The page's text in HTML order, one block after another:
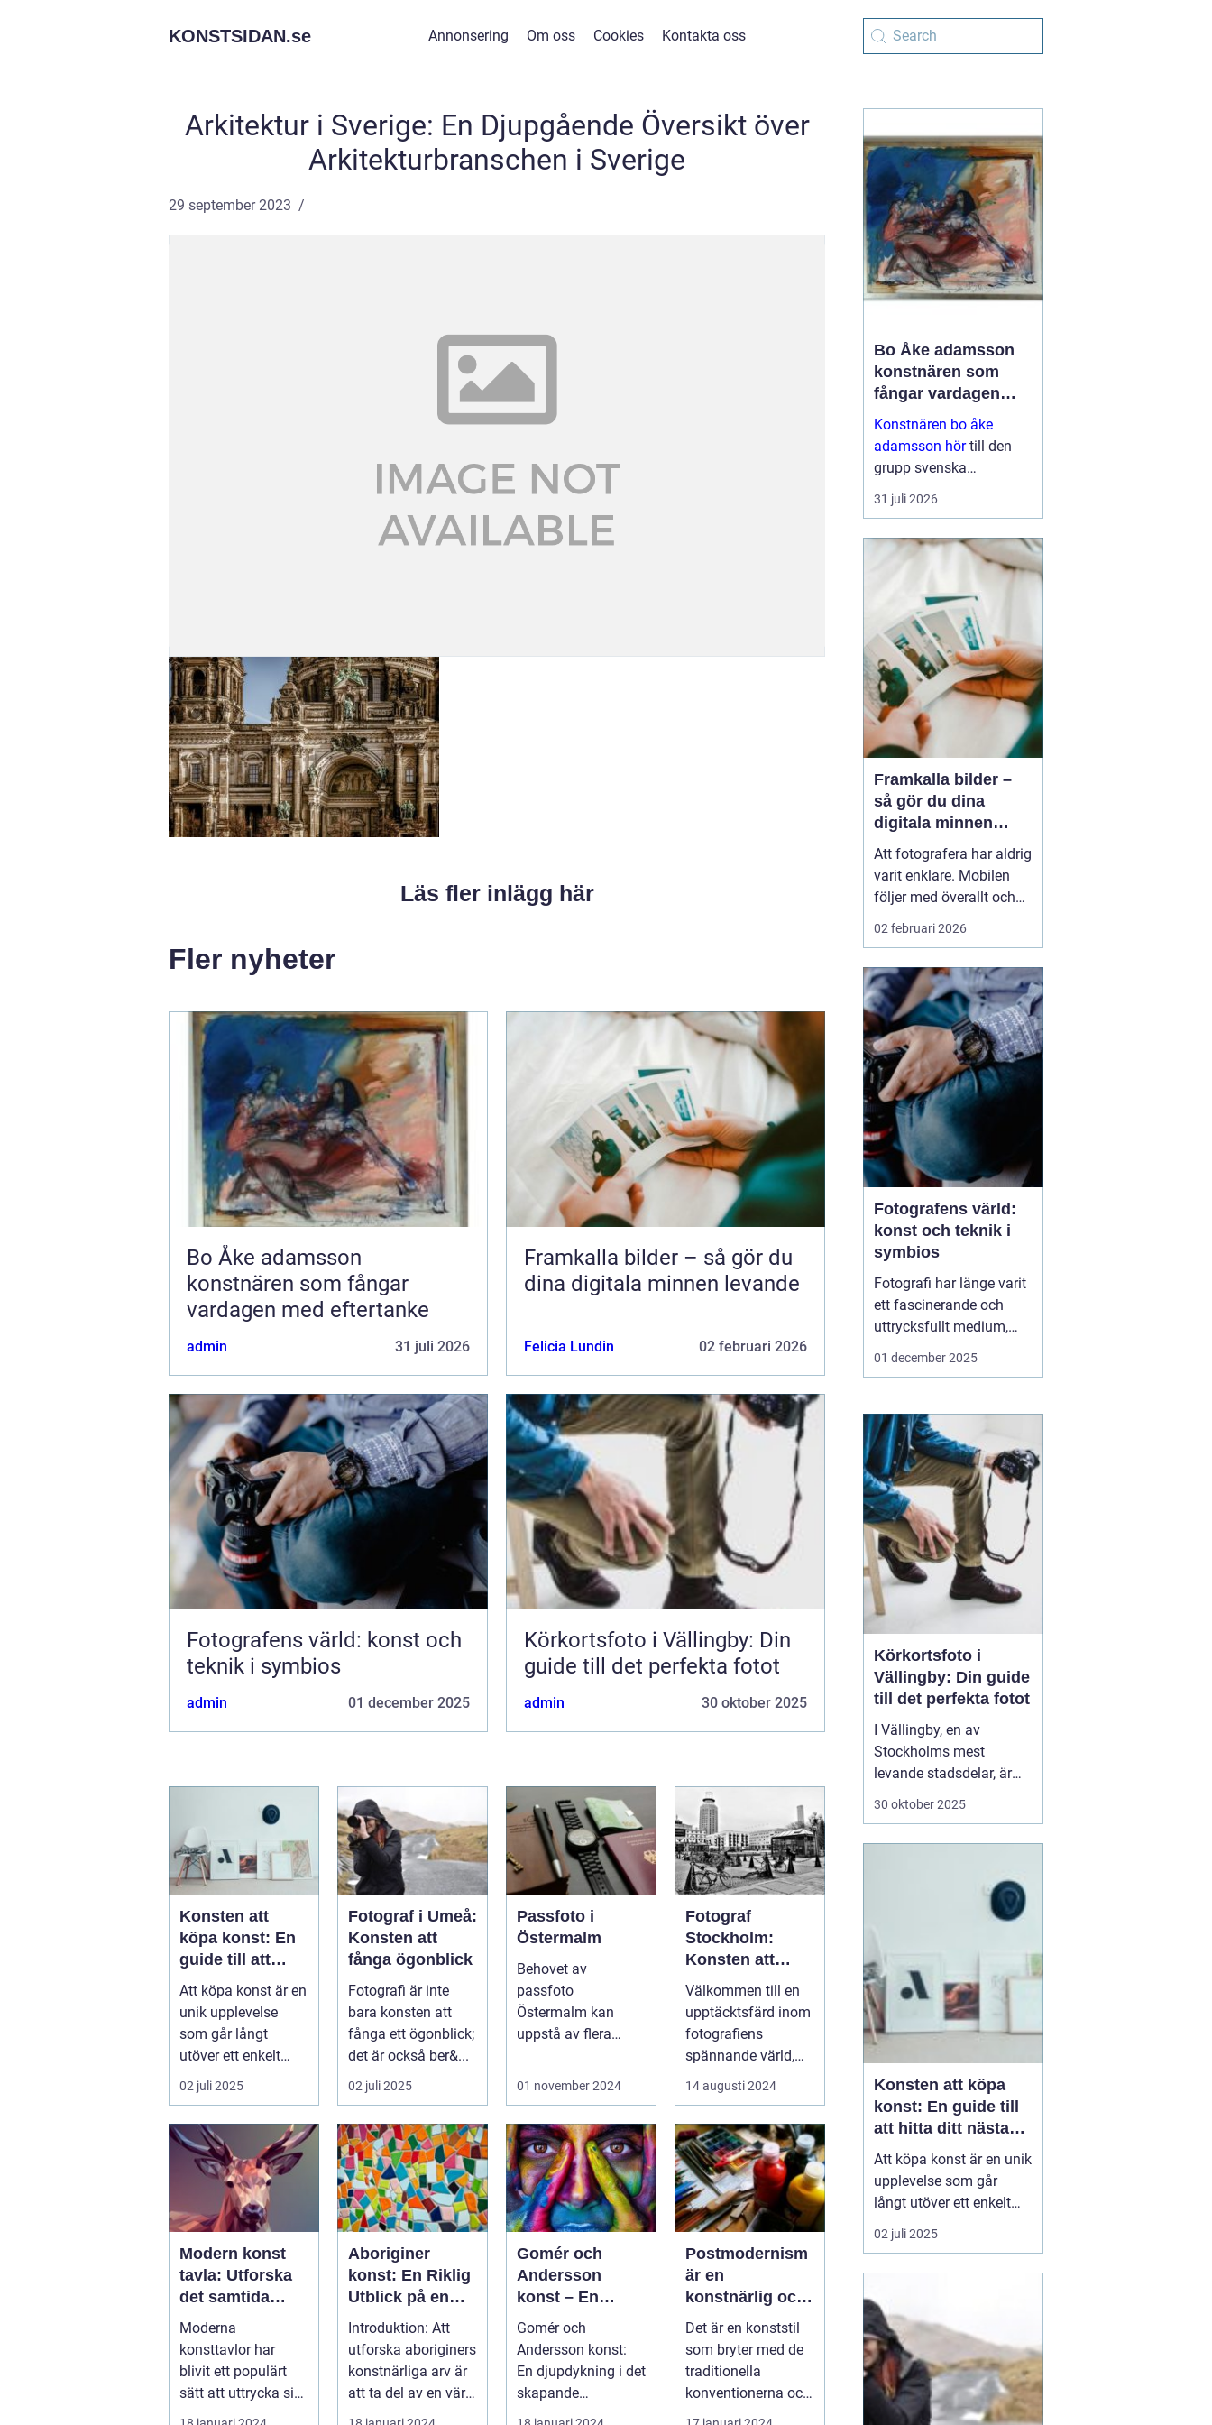
KONSTSIDAN.se Annonsering Om oss Cookies Kontakta oss
Arkitektur i Sverige: En Djupgående Översikt över
Arkitekturbranschen i Sverige
29 september 2023
Läs fler inlägg här
Fler nyheter
Bo Åke adamsson
konstnären som fångar
vardagen med eftertanke
admin 31 juli 2026
Framkalla bilder – så gör du
dina digitala minnen levande
Felicia Lundin 02 februari 2026
Fotografens värld: konst och
teknik i symbios
admin 01 december 2025
Körkortsfoto i Vällingby: Din
guide till det perfekta fotot
admin 30 oktober 2025
Konsten att
köpa konst: En
guide till att
hitta ditt nästa
mästerverk
Att köpa konst är en
unik upplevelse
som går långt
utöver ett enkelt
k&ou...
02 juli 2025
Fotograf i Umeå:
Konsten att
fånga ögonblick
Fotografi är inte
bara konsten att
fånga ett ögonblick;
det är också ber&...
02 juli 2025
Passfoto i
Östermalm
Behovet av
passfoto
Östermalm kan
uppstå av flera
sig det handlar om
01 november 2024
Fotograf
Stockholm:
Konsten att
fånga
ögonblicket
Välkommen till en
upptäcktsfärd inom
fotografiens
spännande värld,
14 augusti 2024
Modern konst
tavla: Utforska
det samtida
konstlandskapet
Moderna
konsttavlor har
blivit ett populärt
sätt att uttrycka sig
och skapa visuellt
Aboriginer
konst: En Riklig
Utblick på en
Kulturskatt
Introduktion: Att
utforska aboriginers
konstnärliga arv är
att ta del av en värld
full av rikedom oc...
Gomér och
Andersson
konst – En
fascinerande
utforskning av
det kreativa
samarbetet
Gomér och
Andersson konst:
En djupdykning i det
skapande
samarbetet En
Postmodernism
är en
konstnärlig och
kulturell rörelse
som började ta
form under
1960-talet och
Det är en konststil
som bryter med de
traditionella
konventionerna och
utmanar den
Bo Åke adamsson
konstnären som
fångar vardagen
med eftertanke
Konstnären bo åke
adamsson hörtill den
grupp svenska
bildskapare som i
tysthet byggt upp en
dyker ofta upp i
samlaren söker något
mer än ett dekorativt
motiv en känsla ...
31 juli 2026
Framkalla bilder –
så gör du dina
digitala minnen
levande
Att fotografera har aldrig
varit enklare. Mobilen
följer med överallt och
bildflödet svämmar över.
stannar i telefonen eller i
molnet? När man väljer
att framkalla bilder ...
02 februari 2026
Fotografens värld:
konst och teknik i
symbios
Fotografi har länge varit
ett fascinerande och
uttrycksfullt medium,
med förmågan att fånga
denna konstform finns
fotografen, den kreativa
individen som använder
ljus och...
01 december 2025
Körkortsfoto i
Vällingby: Din guide
till det perfekta fotot
I Vällingby, en av
Stockholms mest
levande stadsdelar, är
det viktigt för många att
bara en identifikation;
det är en frihetens och
30 oktober 2025
Konsten att köpa
konst: En guide till
att hitta ditt nästa
mästerverk
Att köpa konst är en unik
upplevelse som går
långt utöver ett enkelt
köpbeslut. Det handlar
om att sätta en personlig
konstnärers arbete, och
inte minst om a...
02 juli 2025